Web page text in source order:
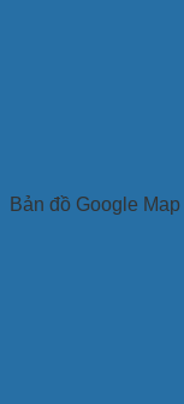
Bản đồ Google Map